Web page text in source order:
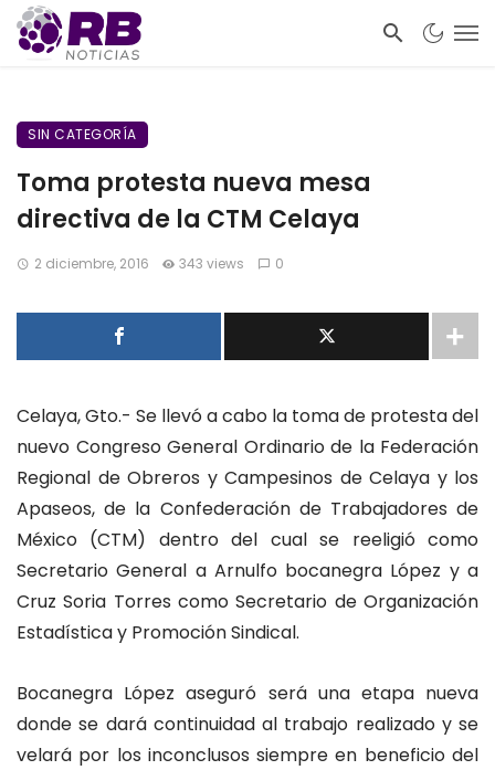
SIN CATEGORÍA
Toma protesta nueva mesa
directiva de la CTM Celaya
2 diciembre, 2016 343 views 0
Celaya, Gto.- Se llevó a cabo la toma de protesta del
nuevo Congreso General Ordinario de la Federación
Regional de Obreros y Campesinos de Celaya y los
Apaseos, de la Confederación de Trabajadores de
México (CTM) dentro del cual se reeligió como
Secretario General a Arnulfo bocanegra López y a
Cruz Soria Torres como Secretario de Organización
Estadística y Promoción Sindical.
Bocanegra López aseguró será una etapa nueva
donde se dará continuidad al trabajo realizado y se
velará por los inconclusos siempre en beneficio del